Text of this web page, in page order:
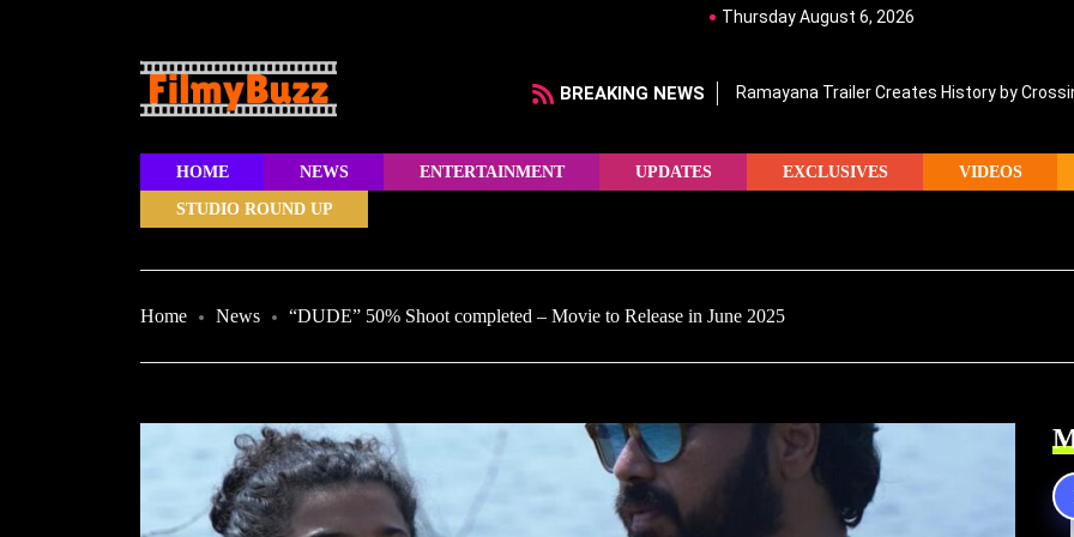
Thursday August 6, 2026
BREAKING NEWS Ramayana Trailer Creates History by
HOME NEWS ENTERTAINMENT UPDATES EXCLUSIVES VIDEOS
STUDIO ROUND UP
Home News “DUDE” 50% Shoot completed – Movie to Release in June 2025